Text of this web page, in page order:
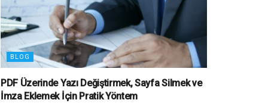
BLOG
PDF Üzerinde Yazı Değiştirmek, Sayfa Silmek ve
İmza Eklemek İçin Pratik Yöntem